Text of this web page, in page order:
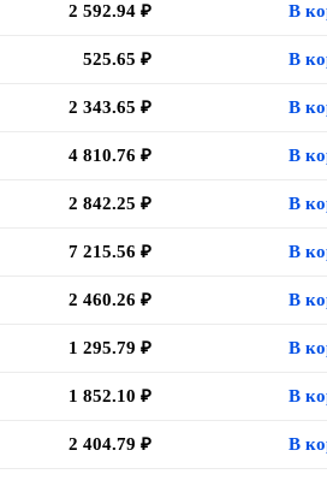
2 592.94 ₽ В
525.65 ₽ В
2 343.65 ₽ В
4 810.76 ₽ В
2 842.25 ₽ В
7 215.56 ₽ В
2 460.26 ₽ В
1 295.79 ₽ В
1 852.10 ₽ В
2 404.79 ₽ В